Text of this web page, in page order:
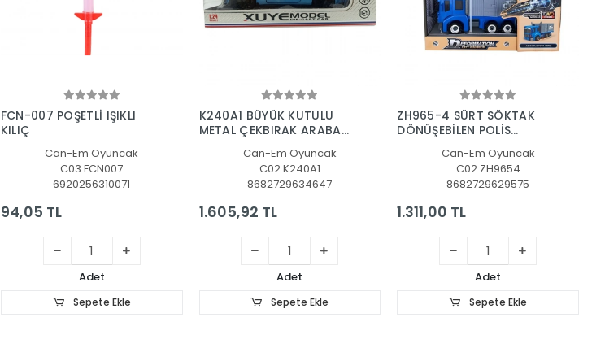
Sepete Ekle
FCN-007 POŞETLİ IŞIKLI
KILIÇ
Can-Em Oyuncak
C03.FCN007
6920256310071
94,05 TL
Adet
Sepete Ekle
Sepete Ekle
K240A1 BÜYÜK KUTULU
METAL ÇEKBIRAK ARABA
Can-Em Oyuncak
C02.K240A1
8682729634647
1.605,92 TL
Adet
Sepete Ekle
Sepete Ekle
ZH965-4 SÜRT SÖKTAK
DÖNÜŞEBİLEN POLİS
Can-Em Oyuncak
C02.ZH9654
8682729629575
1.311,00 TL
Adet
Sepete Ekle